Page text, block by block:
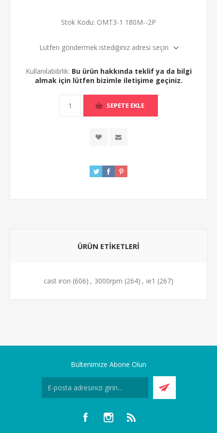
Stok Kodu: OMT3-1 180M--2P
Lütfen göndermek istediğiniz adresi seçin
Kullanılabilirlik: Bu ürün hakkında teklif ya da bilgi
almak için lütfen bizimle iletişime geçiniz.
ÜRÜN ETIKETLERI
cast iron (606) , 3000rpm (264) , ie1 (267)
Bültenimize Abone Olun